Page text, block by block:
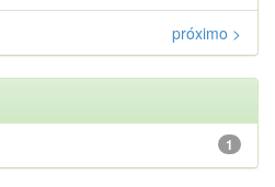
próximo >
1